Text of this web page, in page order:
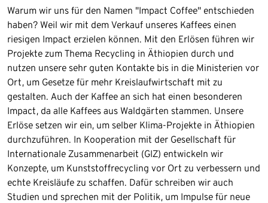
Warum wir uns für den Namen "Impact Coffee" entschieden
haben? Weil wir mit dem Verkauf unseres Kaffees einen
riesigen Impact erzielen können. Mit den Erlösen führen wir
Projekte zum Thema Recycling in Äthiopien durch und
nutzen unsere sehr guten Kontakte bis in die Ministerien vor
Ort, um Gesetze für mehr Kreislaufwirtschaft mit zu
gestalten. Auch der Kaffee an sich hat einen besonderen
Impact, da alle Kaffees aus Waldgärten stammen. Unsere
Erlöse setzen wir ein, um selber Klima-Projekte in Äthiopien
durchzuführen. In Kooperation mit der Gesellschaft für
Internationale Zusammenarbeit (GIZ) entwickeln wir
Konzepte, um Kunststoffrecycling vor Ort zu verbessern und
echte Kreisläufe zu schaffen. Dafür schreiben wir auch
Studien und sprechen mit der Politik, um Impulse für neue